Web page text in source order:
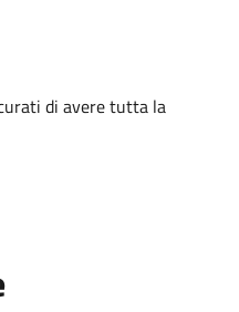
di avere tutta la